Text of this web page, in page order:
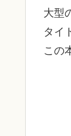
大型
タイ
この